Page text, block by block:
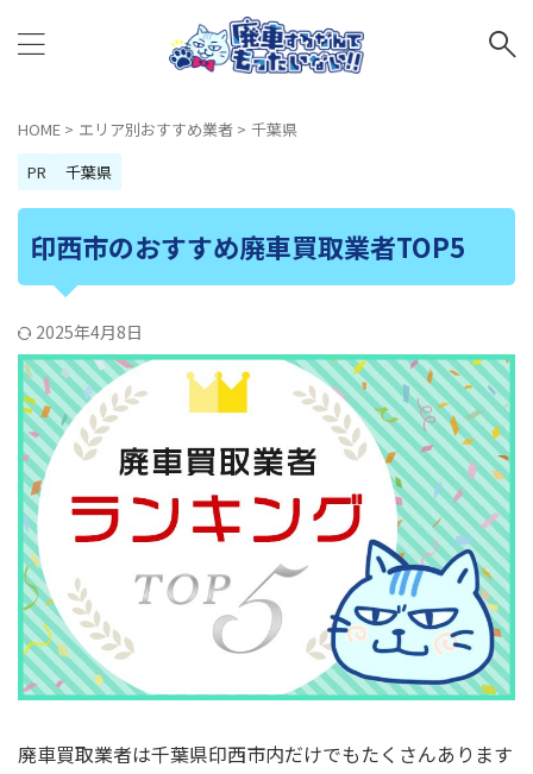
HOME > エリア別おすすめ業者 > 千葉県
PR
千葉県
印西市のおすすめ廃車買取業者TOP5
2025年4月8日
廃車買取業者は千葉県印西市内だけでもたくさんあります